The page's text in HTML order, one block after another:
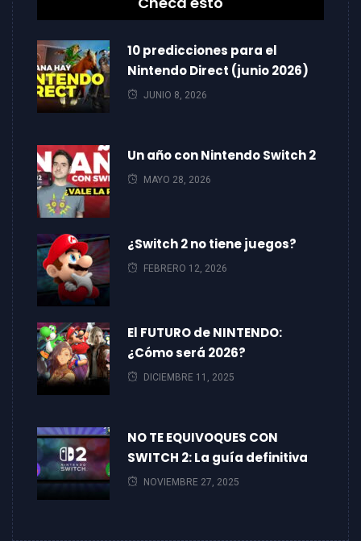
10 predicciones para el
Nintendo Direct (junio 2026)
JUNIO 8, 2026
Un año con Nintendo Switch 2
MAYO 28, 2026
¿Switch 2 no tiene juegos?
FEBRERO 12, 2026
El FUTURO de NINTENDO:
¿Cómo será 2026?
DICIEMBRE 11, 2025
NO TE EQUIVOQUES CON
SWITCH 2: La guía definitiva
NOVIEMBRE 27, 2025